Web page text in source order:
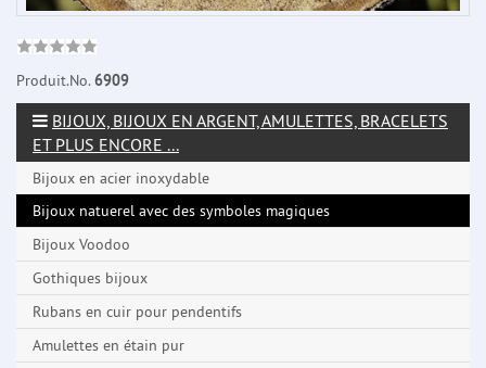
Produit.No.6909
BIJOUX, BIJOUX EN ARGENT, AMULETTES, BRACELETS
ET PLUS ENCORE ...
Bijoux en acier inoxydable
Bijoux natuerel avec des symboles magiques
Bijoux Voodoo
Gothiques bijoux
Rubans en cuir pour pendentifs
Amulettes en étain pur